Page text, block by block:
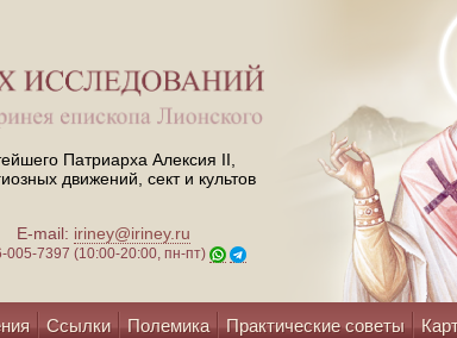
Патриарха Алексия II,
движений, сект и культов
E-mail: iriney@iriney.ru
005-7397 (10:00-20:00, пн-пт)
Ссылки Полемика Практические советы